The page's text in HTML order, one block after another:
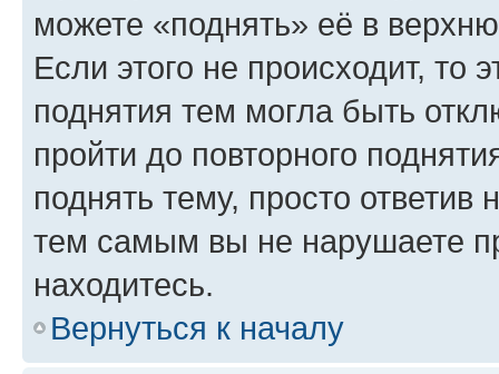
можете «поднять» её в
Если этого не происходит, то
поднятия тем могла быть
пройти до повторного
поднять тему, просто ответив
тем самым вы не нарушаете
находитесь.
Вернуться к началу